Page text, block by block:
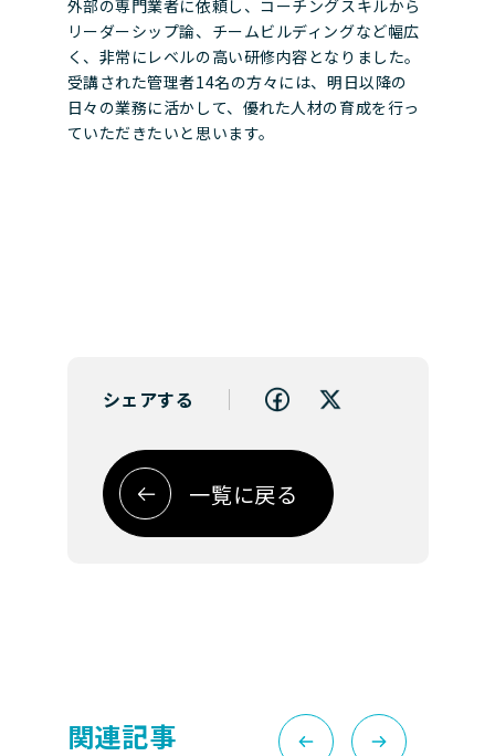
外部の専門業者に依頼し、コーチングスキルから
リーダーシップ論、チームビルディングなど幅広
く、非常にレベルの高い研修内容となりました。
受講された管理者14名の方々には、明日以降の
日々の業務に活かして、優れた人材の育成を行っ
ていただきたいと思います。
シェアする
一覧に戻る
関連記事